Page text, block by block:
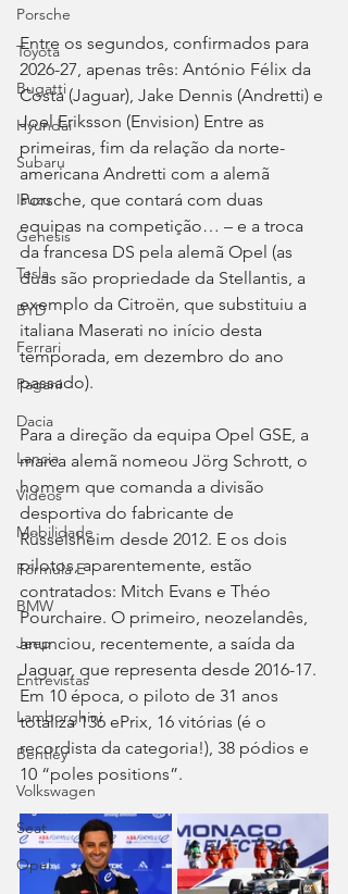
Porsche
Toyota
Bugatti
Hyundai
Subaru
Isuzu
Genesis
Tesla
BYD
Ferrari
Pagani
Dacia
Lancia
Videos
Mobilidade
Fórmula E
BMW
Jeep
Entrevistas
Lamborghini
Bentley
Volkswagen
Seat
Opel
Entre os segundos, confirmados para
2026-27, apenas três: António Félix da
Costa (Jaguar), Jake Dennis (Andretti) e
Joel Eriksson (Envision) Entre as
primeiras, fim da relação da norte-
americana Andretti com a alemã
Porsche, que contará com duas
equipas na competição… – e a troca
da francesa DS pela alemã Opel (as
duas são propriedade da Stellantis, a
exemplo da Citroën, que substituiu a
italiana Maserati no início desta
temporada, em dezembro do ano
passado).
Para a direção da equipa Opel GSE, a
marca alemã nomeou Jörg Schrott, o
homem que comanda a divisão
desportiva do fabricante de
Rüsselsheim desde 2012. E os dois
pilotos, aparentemente, estão
contratados: Mitch Evans e Théo
Pourchaire. O primeiro, neozelandês,
anunciou, recentemente, a saída da
Jaguar, que representa desde 2016-17.
Em 10 época, o piloto de 31 anos
totaliza 136 ePrix, 16 vitórias (é o
recordista da categoria!), 38 pódios e
10 “poles positions”.